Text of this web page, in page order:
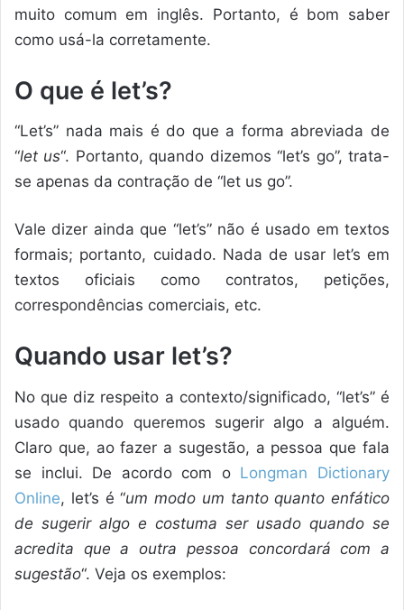
muito comum em inglês. Portanto, é bom saber
como usá-la corretamente.
O que é let’s?
“Let’s” nada mais é do que a forma abreviada de
“let us“. Portanto, quando dizemos “let’s go”, trata-
se apenas da contração de “let us go”.
Vale dizer ainda que “let’s” não é usado em textos
formais; portanto, cuidado. Nada de usar let’s em
textos oficiais como contratos, petições,
correspondências comerciais, etc.
Quando usar let’s?
No que diz respeito a contexto/significado, “let’s” é
usado quando queremos sugerir algo a alguém.
Claro que, ao fazer a sugestão, a pessoa que fala
se inclui. De acordo com o Longman Dictionary
Online, let’s é “um modo um tanto quanto enfático
de sugerir algo e costuma ser usado quando se
acredita que a outra pessoa concordará com a
sugestão“. Veja os exemplos: